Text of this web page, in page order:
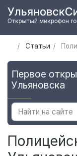
Статьи
Первое
Ульяновска